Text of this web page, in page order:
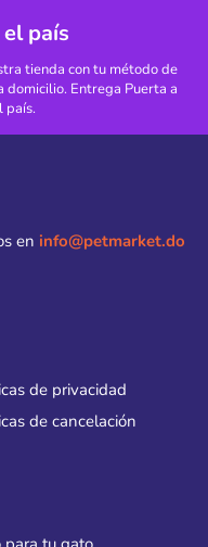
país
tienda con tu método de
domicilio. Entrega Puerta a
país.
en info@petmarket.do
de privacidad
de cancelación